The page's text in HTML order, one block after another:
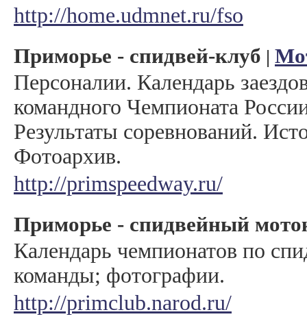
http://home.udmnet.ru/fso
Приморье - спидвей-клуб |
Персоналии. Календарь
командного Чемпионата
Результаты соревнований.
Фотоархив.
http://primspeedway.ru/
Приморье - спидвейный
Календарь чемпионатов по
команды; фотографии.
http://primclub.narod.ru/